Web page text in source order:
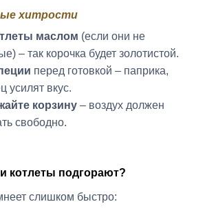
хитрости
маслом (если они не
– так корочка будет золотистой.
перед готовкой – паприка,
усилят вкус.
корзину – воздух должен
свободно.
котлеты подгорают?
слишком быстро: